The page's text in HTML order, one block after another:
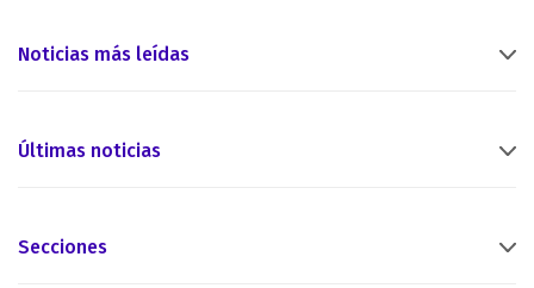
Noticias más leídas
Últimas noticias
Secciones